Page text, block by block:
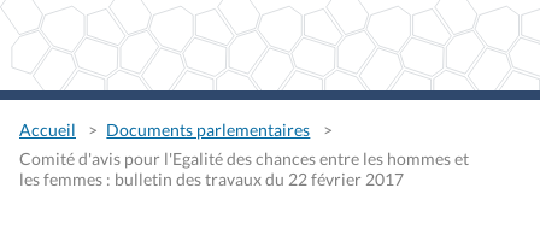
Accueil
Documents parlementaires
Comité d'avis pour l'Egalité des chances entre les hommes et
les femmes : bulletin des travaux du 22 février 2017